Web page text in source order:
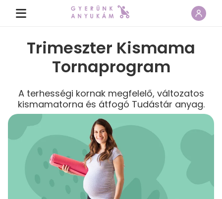
Trimeszter Kismama
Tornaprogram
A terhességi kornak megfelelő, változatos
kismamatorna és átfogó Tudástár anyag.